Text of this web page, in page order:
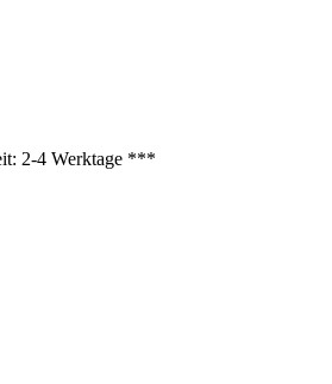
2-4 Werktage ***